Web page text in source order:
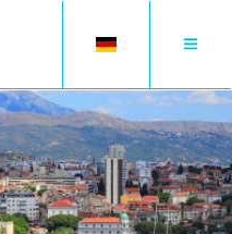
Toggle
Toggle